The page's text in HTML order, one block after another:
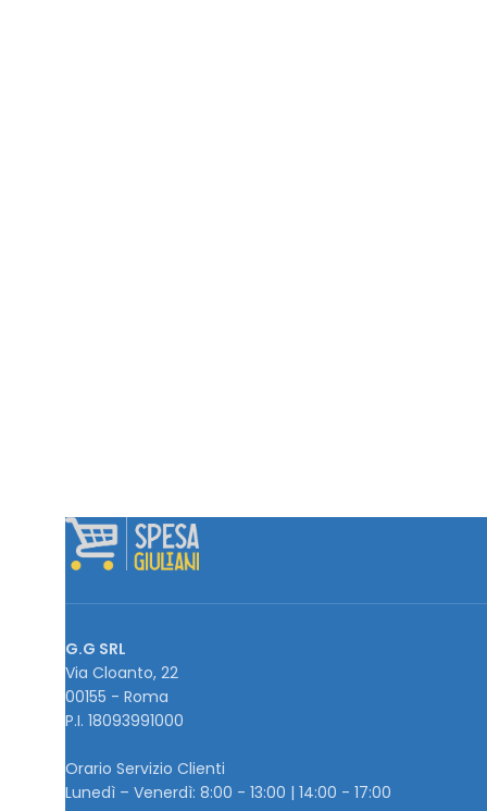
G.G SRL
Via Cloanto, 22
00155 - Roma
P.I. ‭18093991000
Orario Servizio Clienti
Lunedì – Venerdì: 8:00 - 13:00 | 14:00 - 17:00